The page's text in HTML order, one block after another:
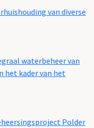
van diverse
waterbeheer van
het kader van het
Polder